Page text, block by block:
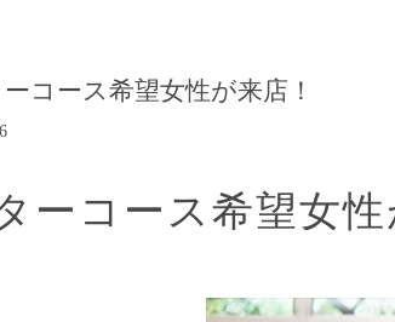
ーコース希望女性が来店！
ーコース希望女性